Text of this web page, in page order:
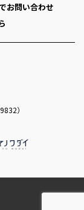
お問い合わせ
）